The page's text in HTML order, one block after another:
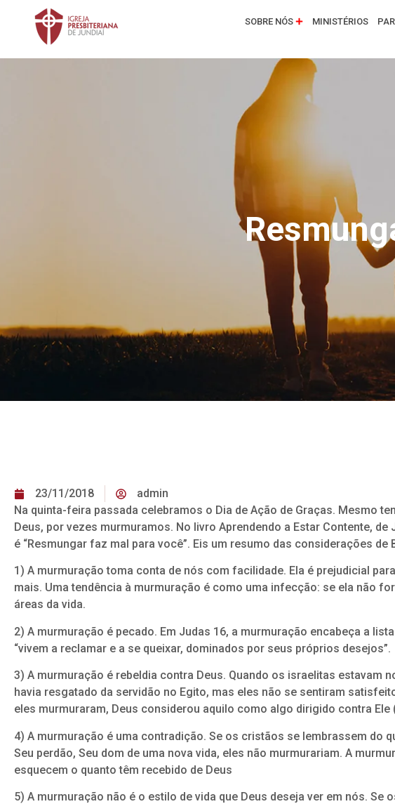
SOBRE NÓS MINISTÉRIOS
23/11/2018
admin
Na quinta-feira passada celebramos o Dia de Ação de Graças. Mesmo
Deus, por vezes murmuramos. No livro Aprendendo a Estar Contente,
é “Resmungar faz mal para você”. Eis um resumo das considerações de
1) A murmuração toma conta de nós com facilidade. Ela é prejudicial
mais. Uma tendência à murmuração é como uma infecção: se ela não
áreas da vida.
2) A murmuração é pecado. Em Judas 16, a murmuração encabeça a
“vivem a reclamar e a se queixar, dominados por seus próprios desejos”.
3) A murmuração é rebeldia contra Deus. Quando os israelitas estavam
havia resgatado da servidão no Egito, mas eles não se sentiram
eles murmuraram, Deus considerou aquilo como algo dirigido contra Ele
4) A murmuração é uma contradição. Se os cristãos se lembrassem do
Seu perdão, Seu dom de uma nova vida, eles não murmurariam. A
esquecem o quanto têm recebido de Deus
5) A murmuração não é o estilo de vida que Deus deseja ver em nós.